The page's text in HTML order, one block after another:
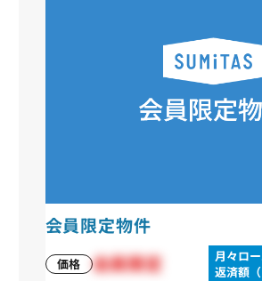
会員限定物件
価格 会員限定
月々ロ
返済額（